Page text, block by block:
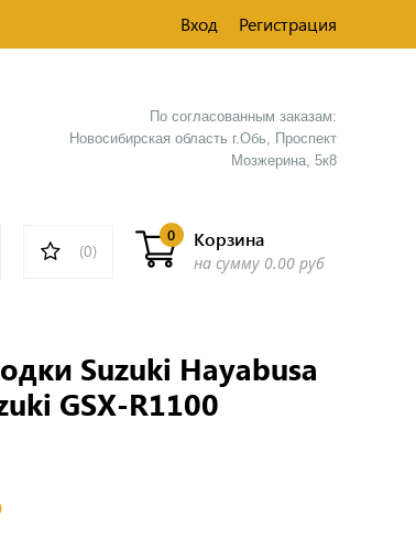
Вход Регистрация
По согласованным заказам:
Новосибирская область г.Обь, Проспект
Мозжерина, 5к8​
(0)
Корзина
0
на сумму 0.00 руб
Suzuki Hayabusa
GSX-R1100